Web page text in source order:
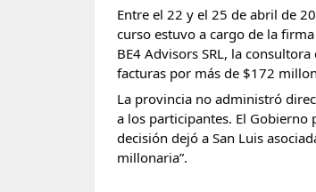
Entre el 22 y el 25 de abril de
curso estuvo a cargo de la
BE4 Advisors SRL, la
facturas por más de $172
La provincia no administró
a los participantes. El
decisión dejó a San Luis
millonaria”.